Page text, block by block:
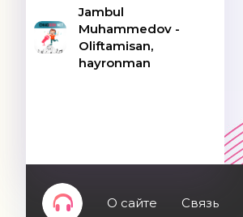
Jambul
Muhammedov -
Oliftamisan,
hayronman
О сайте Связь